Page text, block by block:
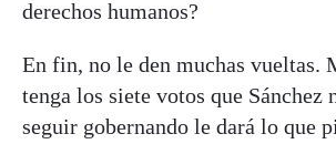
derechos humanos?
En fin, no le den muchas vueltas.
tenga los siete votos que Sánchez
seguir gobernando le dará lo que